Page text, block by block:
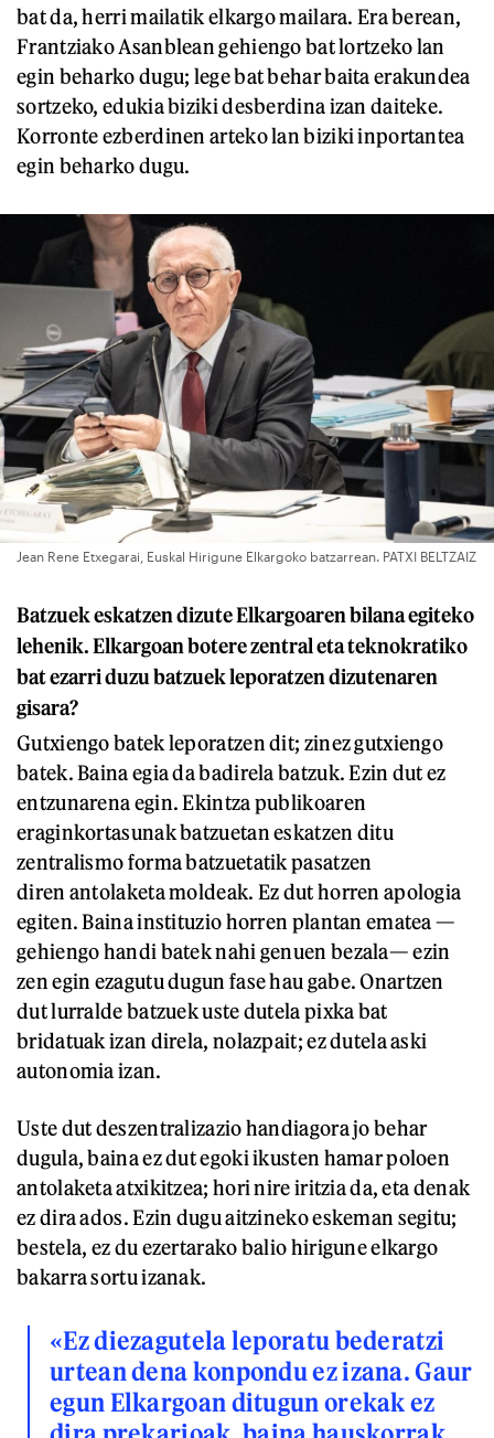
bat da, herri mailatik elkargo mailara. Era berean,
Frantziako Asanblean gehiengo bat lortzeko lan
egin beharko dugu; lege bat behar baita erakundea
sortzeko, edukia biziki desberdina izan daiteke.
Korronte ezberdinen arteko lan biziki inportantea
egin beharko dugu.
Jean Rene Etxegarai, Euskal Hirigune Elkargoko batzarrean. PATXI BELTZAIZ
Batzuek eskatzen dizute Elkargoaren bilana egiteko
lehenik. Elkargoan botere zentral eta teknokratiko
bat ezarri duzu batzuek leporatzen dizutenaren
gisara?
Gutxiengo batek leporatzen dit; zinez gutxiengo
batek. Baina egia da badirela batzuk. Ezin dut ez
entzunarena egin. Ekintza publikoaren
eraginkortasunak batzuetan eskatzen ditu
zentralismo forma batzuetatik pasatzen
diren antolaketa moldeak. Ez dut horren apologia
egiten. Baina instituzio horren plantan ematea —
gehiengo handi batek nahi genuen bezala— ezin
zen egin ezagutu dugun fase hau gabe. Onartzen
dut lurralde batzuek uste dutela pixka bat
bridatuak izan direla, nolazpait; ez dutela aski
autonomia izan.
Uste dut deszentralizazio handiagora jo behar
dugula, baina ez dut egoki ikusten hamar poloen
antolaketa atxikitzea; hori nire iritzia da, eta denak
ez dira ados. Ezin dugu aitzineko eskeman segitu;
bestela, ez du ezertarako balio hirigune elkargo
bakarra sortu izanak.
«Ez diezagutela leporatu bederatzi
urtean dena konpondu ez izana. Gaur
egun Elkargoan ditugun orekak ez